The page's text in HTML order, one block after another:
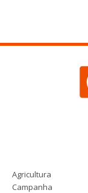
Agricultura
Campanha